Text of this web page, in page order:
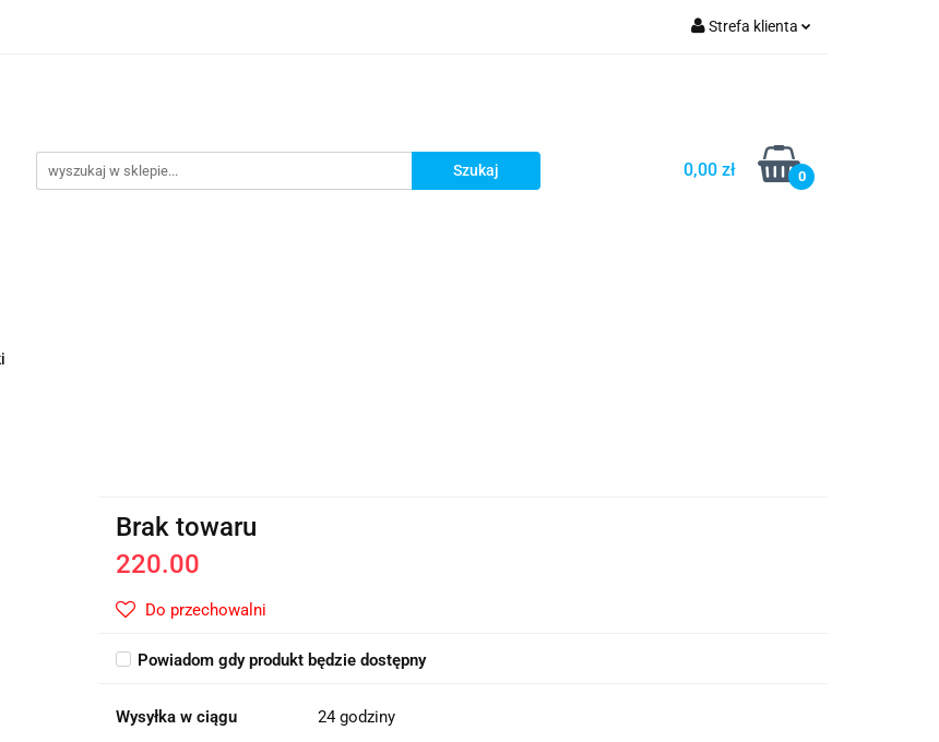
Strefa klienta
Dodaj zgłoszenie
0,00 zł 0
Brak towaru
220.00
Do przechowalni
Powiadom gdy produkt będzie dostępny
Wysyłka w ciągu 24 godziny